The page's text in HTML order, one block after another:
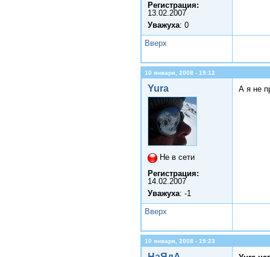
Регистрация:
13.02.2007
Уважуха: 0
Вверх
10 января, 2008 - 19:12
Yura
Не в сети
Регистрация:
14.02.2007
Уважуха: -1
А я не
Вверх
10 января, 2008 - 19:23